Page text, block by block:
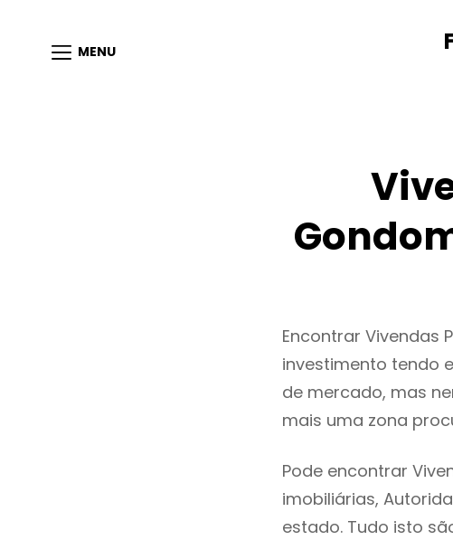
MENU
Encontrar Vivendas
investimento tendo
de mercado, mas
mais uma zona
Pode encontrar
imobiliárias,
estado. Tudo isto